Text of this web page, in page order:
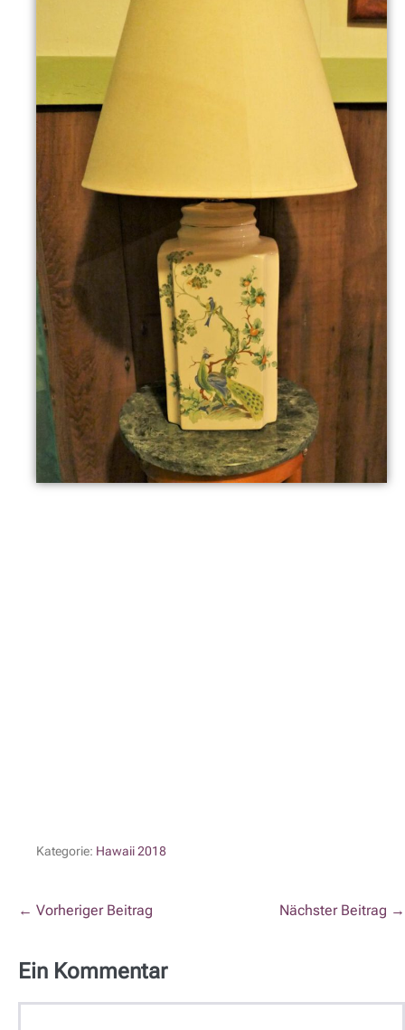
Kategorie: Hawaii 2018
← Vorheriger Beitrag Nächster Beitrag →
Ein Kommentar